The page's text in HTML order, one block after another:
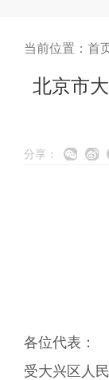
当前位置： 首
北京市
分享：
各位代表：
受大兴区人